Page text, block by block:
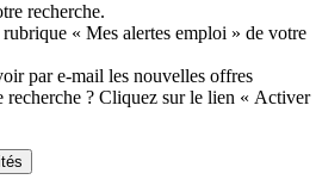
recherche.
« Mes alertes emploi » de votre
par e-mail les nouvelles offres
recherche ? Cliquez sur le lien « Activer